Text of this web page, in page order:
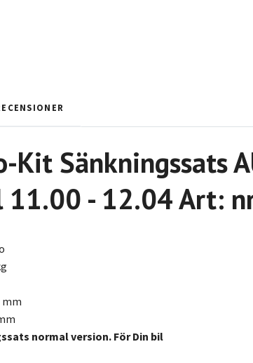
Kit Sänkningssats
11.00 - 12.04 Art:
mm
normal version. För Din bil